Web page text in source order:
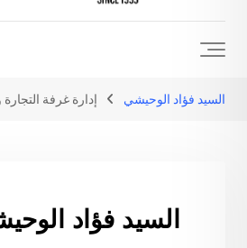
السيد فؤاد الوحيشي إدارة غرفة
السيد فؤاد